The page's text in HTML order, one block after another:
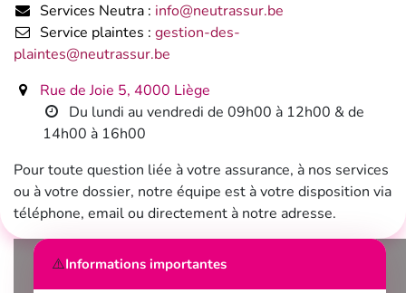
Services Neutra : info@neutrassur.be
Service plaintes : gestion-des-
plaintes@neutrassur.be
Rue de Joie 5, 4000 Liège
Du lundi au vendredi de 09h00 à 12h00 & de
14h00 à 16h00
Pour toute question liée à votre assurance, à nos services
ou à votre dossier, notre équipe est à votre disposition via
téléphone, email ou directement à notre adresse.
⚠️Informations importantes